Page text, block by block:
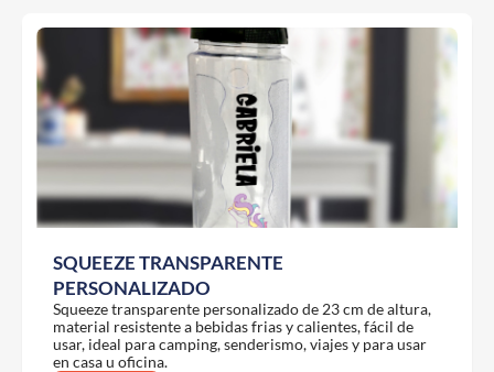
SQUEEZE TRANSPARENTE
PERSONALIZADO
Squeeze transparente personalizado de 23 cm de altura,
material resistente a bebidas frias y calientes, fácil de
usar, ideal para camping, senderismo, viajes y para usar
en casa u oficina.